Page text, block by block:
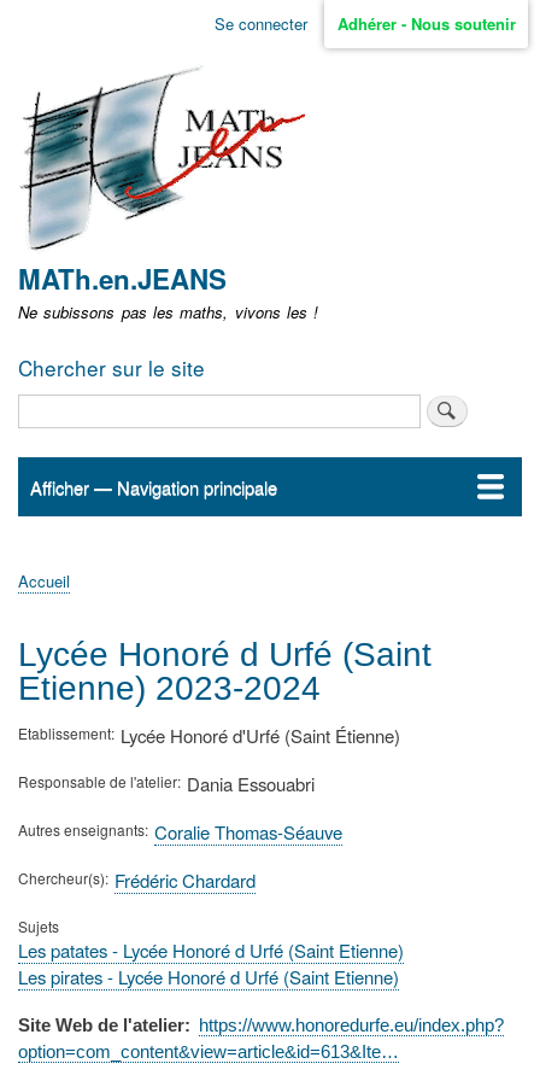
Aller
non
identifié
Se connecter Adhérer - Nous soutenir
MATh.en.JEANS
Ne subissons pas les maths, vivons les !
Chercher sur le site
Navigation
Afficher — Navigation principale
Accueil
ActualitésMATh.en.JEANS ?
Régions et Ateliers
Créer, gérer un atelier
Sujets/Publications
Congrès
d'Ariane
Accueil
Lycée Honoré d Urfé (Saint
Etienne) 2023-2024
Etablissement Lycée Honoré d'Urfé (Saint Étienne)
Responsable de l'atelier Dania Essouabri
Autres enseignants Coralie Thomas-Séauve
Chercheur(s) Frédéric Chardard
Sujets
Les patates - Lycée Honoré d Urfé (Saint Etienne)
Les pirates - Lycée Honoré d Urfé (Saint Etienne)
Site Web de l'atelier
https://www.honoredurfe.eu/index.php?
option=com_content&view=article&id=613&Ite…